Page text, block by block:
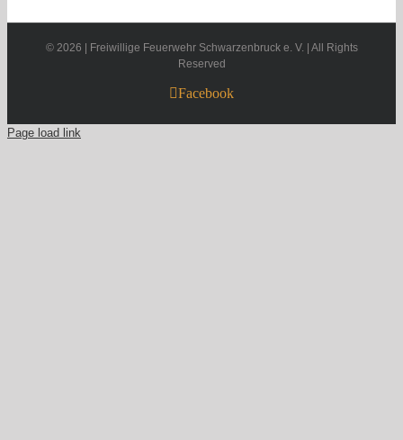
© 2026 | Freiwillige Feuerwehr Schwarzenbruck e. V. | All Rights
Reserved
Facebook
Page load link